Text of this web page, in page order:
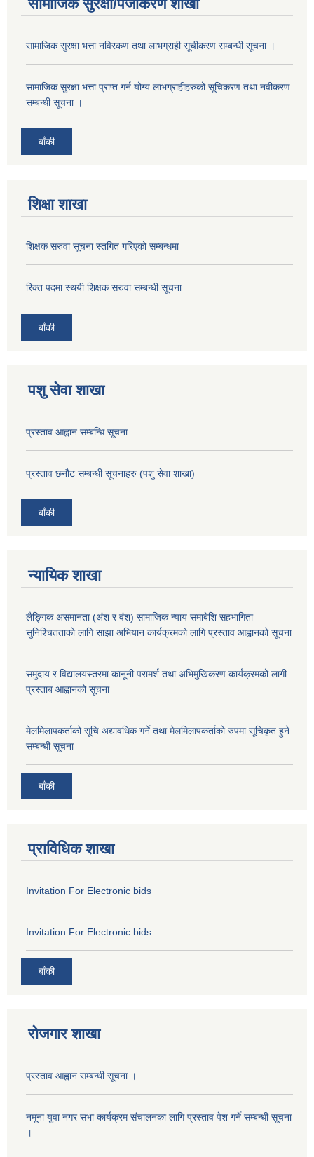
सामाजिक सुरक्षा/पंजीकरण शाखा
सामाजिक सुरक्षा भत्ता नविरकण तथा लाभग्राही सूचीकरण सम्बन्धी सूचना ।
सामाजिक सुरक्षा भत्ता प्राप्त गर्न योग्य लाभग्राहीहरुको सूचिकरण तथा नवीकरण
सम्बन्धी सूचना ।
बाँकी
शिक्षा शाखा
शिक्षक सरुवा सूचना स्तगित गरिएको सम्बन्धमा
रिक्त पदमा स्थयी शिक्षक सरुवा सम्बन्धी सूचना
बाँकी
पशु सेवा शाखा
प्रस्ताव आह्वान सम्बन्धि सूचना
प्रस्ताव छनौट सम्बन्धी सूचनाहरु (पशु सेवा शाखा)
बाँकी
न्यायिक शाखा
लैङ्गिक असमानता (अंश र वंश) सामाजिक न्याय समाबेशि सहभागिता
सुनिश्चितताको लागि साझा अभियान कार्यक्रमको लागि प्रस्ताव आह्वानको सूचना
समुदाय र विद्यालयस्तरमा कानूनी परामर्श तथा अभिमुखिकरण कार्यक्रमको लागी
प्रस्ताब आह्वानको सूचना
मेलमिलापकर्ताको सूचि अद्यावधिक गर्ने तथा मेलमिलापकर्ताको रुपमा सूचिकृत हुने
सम्बन्धी सूचना
बाँकी
प्राविधिक शाखा
Invitation For Electronic bids
Invitation For Electronic bids
बाँकी
रोजगार शाखा
प्रस्ताव आह्वान सम्बन्धी सूचना ।
नमूना युवा नगर सभा कार्यक्रम संचालनका लागि प्रस्ताव पेश गर्ने सम्बन्धी सूचना
।